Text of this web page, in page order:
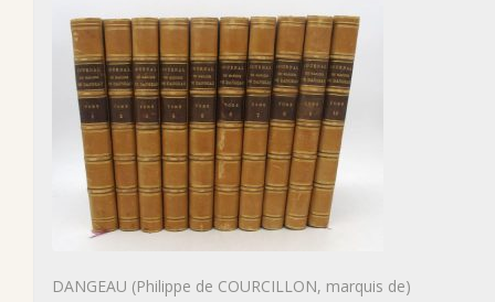
DANGEAU (Philippe de COURCILLON, marquis de)